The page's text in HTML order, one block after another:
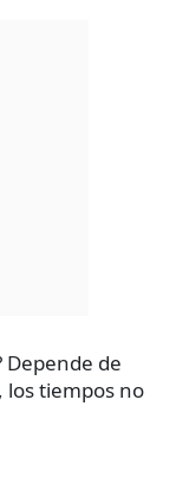
Depende de
tiempos no